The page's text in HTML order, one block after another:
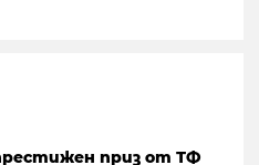
приз от ТФ